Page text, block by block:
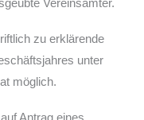
Vereinsämter.
zu erklärende
unter
möglich.
Antrag eines